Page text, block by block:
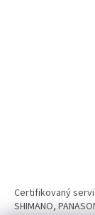
Certifikovaný
SHIMANO,